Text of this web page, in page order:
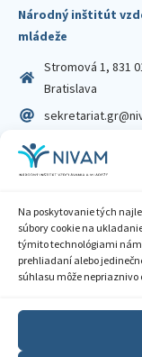
Na poskytovanie tých
súbory cookie na
týmito technológiami nám
prehliadaní alebo
súhlasu môže
Národný inštitút
mládeže
Stromová 1, 831
Bratislava
IČO: 00164348
DIČ: 2020798714